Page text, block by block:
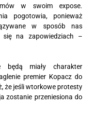
w swoim expose.
pogotowia, ponieważ
w sposób nas
się na zapowiedziach –
miały charakter
premier Kopacz do
że jeśli wtorkowe protesty
zostanie przeniesiona do